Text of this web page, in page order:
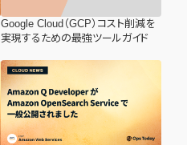
Google Cloud（GCP）コスト削減を
実現するための最強ツールガイド